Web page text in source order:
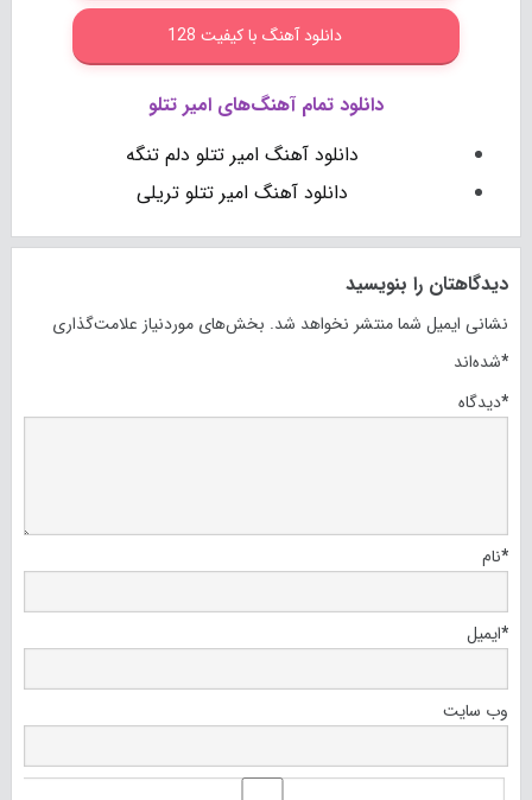
دانلود آهنگ با کیفیت 128
دانلود تمام آهنگ‌های امیر تتلو
دانلود آهنگ امیر تتلو دلم تنگه
دانلود آهنگ امیر تتلو تریلی
دیدگاهتان را بنویسید
نشانی ایمیل شما منتشر نخواهد شد. بخش‌های موردنیاز علامت‌گذاری
شده‌اند*
دیدگاه*
نام*
ایمیل*
وب‌ سایت